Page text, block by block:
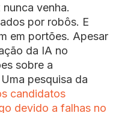
venha.
por robôs. E
em portões. Apesar
da IA no
sobre a
pesquisa da
candidatos
devido a falhas no